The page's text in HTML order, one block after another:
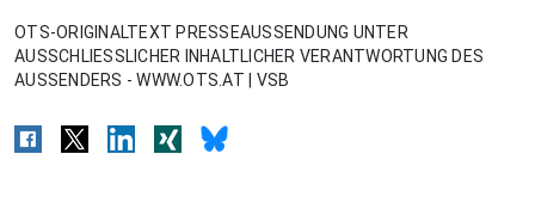
OTS-ORIGINALTEXT PRESSEAUSSENDUNG UNTER
AUSSCHLIESSLICHER INHALTLICHER VERANTWORTUNG DES
AUSSENDERS - WWW.OTS.AT | VSB